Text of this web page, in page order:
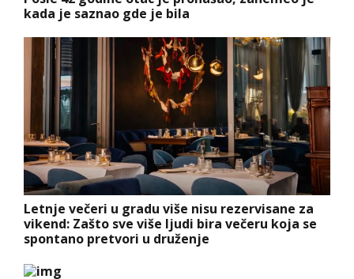
kada je saznao gde je bila
Letnje večeri u gradu više nisu rezervisane za
vikend: Zašto sve više ljudi bira večeru koja se
spontano pretvori u druženje